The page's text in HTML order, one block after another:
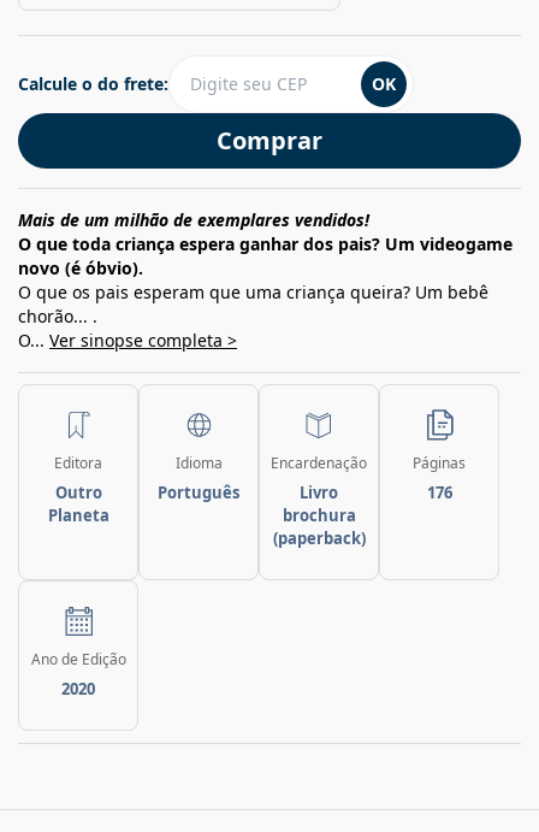
Comprar
Calcule o do frete: OK
Mais de um milhão de exemplares vendidos!
O que toda criança espera ganhar dos pais? Um videogame
novo (é óbvio).
O que os pais esperam que uma criança queira? Um bebê
chorão... .
O... Ver sinopse completa >
Editora
Outro
Planeta
Idioma
Português
Encardenação
Livro
brochura
(paperback)
Páginas
176
Ano de Edição
2020